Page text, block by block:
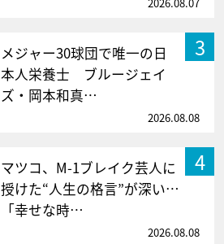
3
メジャー30球団で唯一の日
本人栄養士 ブルージェイ
ズ・岡本和真…
2026.08.08
4
マツコ、M-1ブレイク芸人に
授けた“人生の格言”が深い…
「幸せな時…
2026.08.08